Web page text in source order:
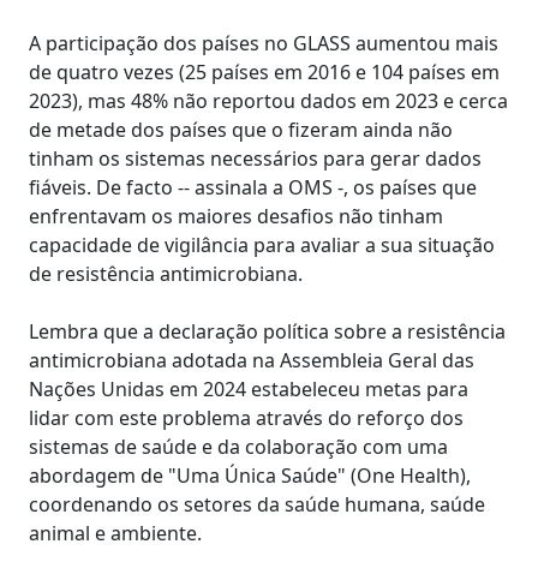
A participação dos países no GLASS aumentou mais
de quatro vezes (25 países em 2016 e 104 países em
2023), mas 48% não reportou dados em 2023 e cerca
de metade dos países que o fizeram ainda não
tinham os sistemas necessários para gerar dados
fiáveis. De facto -- assinala a OMS -, os países que
enfrentavam os maiores desafios não tinham
capacidade de vigilância para avaliar a sua situação
de resistência antimicrobiana.
Lembra que a declaração política sobre a resistência
antimicrobiana adotada na Assembleia Geral das
Nações Unidas em 2024 estabeleceu metas para
lidar com este problema através do reforço dos
sistemas de saúde e da colaboração com uma
abordagem de "Uma Única Saúde" (One Health),
coordenando os setores da saúde humana, saúde
animal e ambiente.